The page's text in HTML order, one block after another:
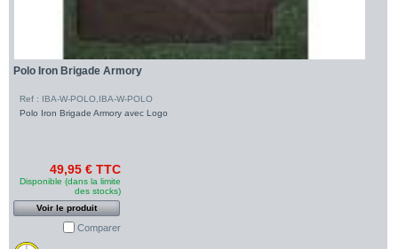
Polo Iron Brigade Armory
Ref : IBA-W-POLO,IBA-W-POLO
Polo Iron Brigade Armory avec Logo
49,95 € TTC
Disponible (dans la limite
des stocks)
Voir le produit
Comparer